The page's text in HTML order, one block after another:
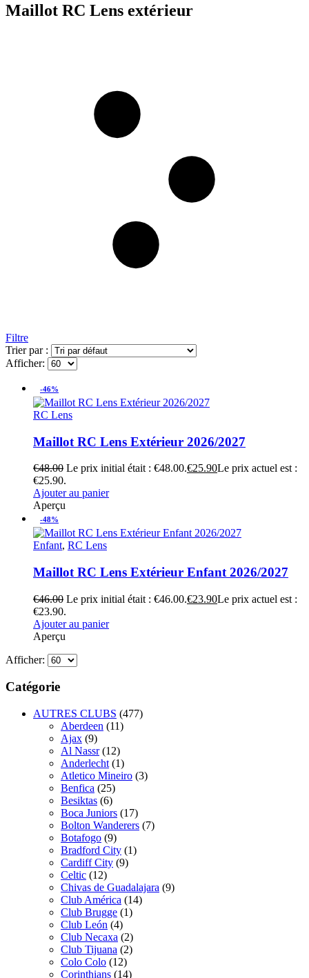
Maillot RC Lens extérieur
Filtre
Trier par :
Afficher:
-46%
RC Lens
Maillot RC Lens Extérieur 2026/2027
€48.00 Le prix initial était : €48.00.€25.90Le prix actuel est :
€25.90.
Ajouter au panier
Aperçu
-48%
Enfant, RC Lens
Maillot RC Lens Extérieur Enfant 2026/2027
€46.00 Le prix initial était : €46.00.€23.90Le prix actuel est :
€23.90.
Ajouter au panier
Aperçu
Afficher:
Catégorie
AUTRES CLUBS (477)
Aberdeen (11)
Ajax (9)
Al Nassr (12)
Anderlecht (1)
Atletico Mineiro (3)
Benfica (25)
Besiktas (6)
Boca Juniors (17)
Bolton Wanderers (7)
Botafogo (9)
Bradford City (1)
Cardiff City (9)
Celtic (12)
Chivas de Guadalajara (9)
Club América (14)
Club Brugge (1)
Club León (4)
Club Necaxa (2)
Club Tijuana (2)
Colo Colo (12)
Corinthians (14)